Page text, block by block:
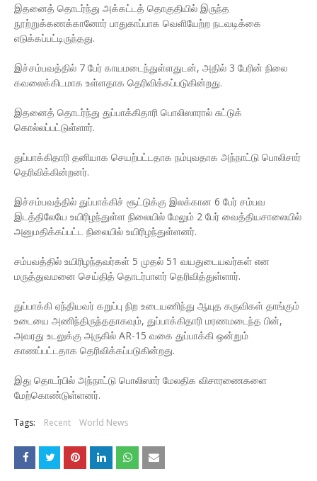
இதனைத் தொடர்ந்து அக்கட்டத் தொகுதியில் இருந்த
நூற்றுக்கணக்கானோர் பாதுகாப்பாக வெளியேற்ற நடவடிக்கை
எடுக்கப்பட்டிருந்தது.
இச்சம்பவத்தில் 7 பேர் காயமடைந்துள்ளதுடன், அதில் 3 பேரின் நிலை
கவலைக்கிடமாக உள்ளதாக தெரிவிக்கப்படுகின்றது.
இதனைத் தொடர்ந்து துப்பாக்கிதாரி பொலிஸாரால் சுட்டுக்
கொல்லப்பட்டுள்ளார்.
துப்பாக்கிதாரி தனியாக செயற்பட்டதாக நம்புவதாக அந்நாட்டு பொலிசார்
தெரிவிக்கின்றனர்.
இச்சம்பவத்தில் துப்பாக்கிச் சூட்டுக்கு இலக்கான 6 பேர் சம்பவ
இடத்திலேயே உயிரிழந்துள்ள நிலையில் மேலும் 2 பேர் வைத்தியசாலையில்
அனுமதிக்கப்பட்ட நிலையில் உயிரிழந்துள்ளனர்.
சம்பவத்தில் உயிரிழந்தவர்கள் 5 முதல் 51 வயதுடையவர்கள் என
மருத்துவமனை செய்தித் தொடர்பாளர் தெரிவித்துள்ளார்.
துப்பாக்கி ஏந்தியவர் கறுப்பு நிற உடையணிந்து ஆயுத கருவிகள் தாங்கும்
உடையை அணிந்திருந்ததாகவும், துப்பாக்கிதாரி மரணமடைந்த பின்,
அவரது உடலுக்கு அருகில் AR-15 வகை துப்பாக்கி ஒன்றும்
காணப்பட்டதாக தெரிவிக்கப்படுகின்றது.
இது தொடர்பில் அந்நாட்டு பொலிஸார் மேலதிக விசாரணைகளை
மேற்கொண்டுள்ளனர்.
Tags: Recent World News